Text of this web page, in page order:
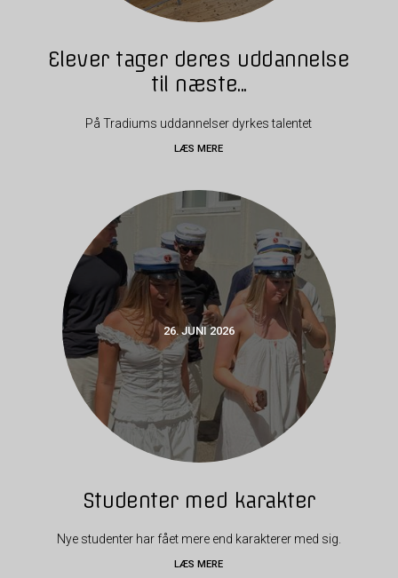
Elever tager deres uddannelse
til næste...
På Tradiums uddannelser dyrkes talentet
LÆS MERE
26. JUNI 2026
Studenter med karakter
Nye studenter har fået mere end karakterer med sig.
LÆS MERE